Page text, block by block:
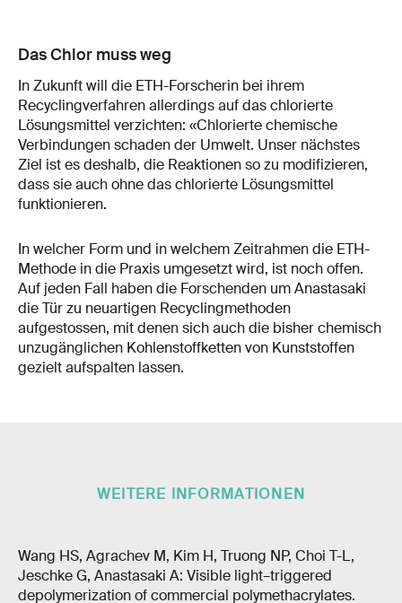
Das Chlor muss weg
In Zukunft will die ETH-Forscherin bei ihrem
Recyclingverfahren allerdings auf das chlorierte
Lösungsmittel verzichten: «Chlorierte chemische
Verbindungen schaden der Umwelt. Unser nächstes
Ziel ist es deshalb, die Reaktionen so zu modifizieren,
dass sie auch ohne das chlorierte Lösungsmittel
funktionieren.
In welcher Form und in welchem Zeitrahmen die ETH-
Methode in die Praxis umgesetzt wird, ist noch offen.
Auf jeden Fall haben die Forschenden um Anastasaki
die Tür zu neuartigen Recyclingmethoden
aufgestossen, mit denen sich auch die bisher chemisch
unzugänglichen Kohlenstoffketten von Kunststoffen
gezielt aufspalten lassen.
WEITERE INFORMATIONEN
Wang HS, Agrachev M, Kim H, Truong NP, Choi T-L,
Jeschke G, Anastasaki A: Visible light–triggered
depolymerization of commercial polymethacrylates.